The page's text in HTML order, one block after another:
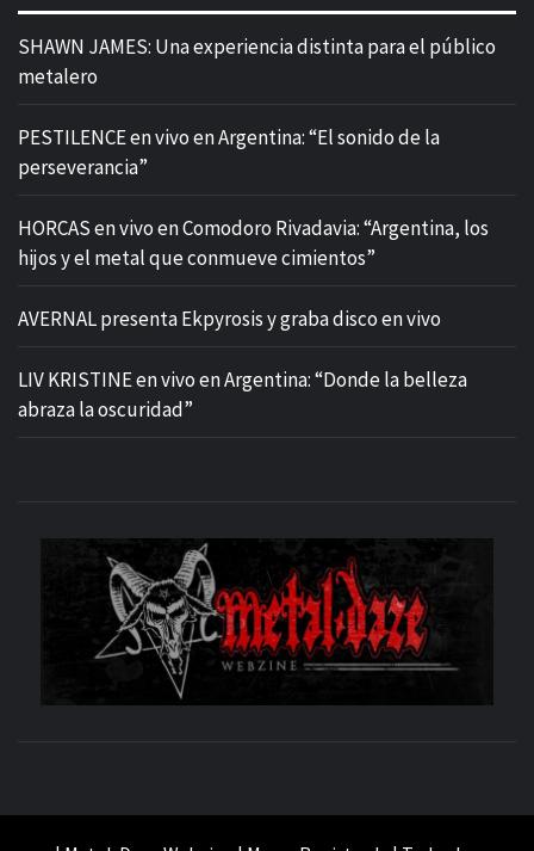
SHAWN JAMES: Una experiencia distinta para el público
metalero
PESTILENCE en vivo en Argentina: “El sonido de la
perseverancia”
HORCAS en vivo en Comodoro Rivadavia: “Argentina, los
hijos y el metal que conmueve cimientos”
AVERNAL presenta Ekpyrosis y graba disco en vivo
LIV KRISTINE en vivo en Argentina: “Donde la belleza
abraza la oscuridad”